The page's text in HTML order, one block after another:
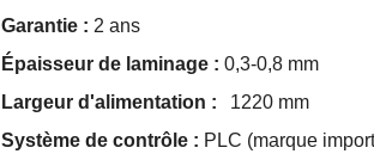
Garantie : 2 ans
Épaisseur de laminage : 0,3-0,8 mm
Largeur d'alimentation :
1220 mm
Système de contrôle : PLC (marque